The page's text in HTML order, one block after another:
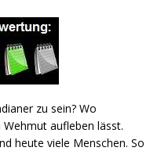
zu sein? Wo
Wehmut aufleben lässt.
heute viele Menschen. So